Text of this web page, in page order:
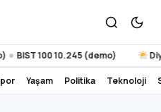
100 10.245 (demo)
spor yaşam politika teknoloji